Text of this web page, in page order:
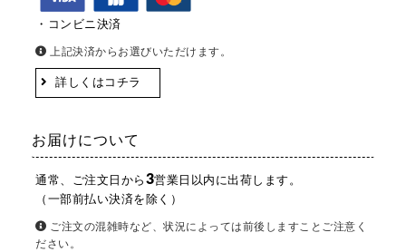
・コンビニ決済
上記決済からお選びいただけます。
詳しくはコチラ
お届けについて
通常、ご注文日から 3営業日以内に出荷します。
（一部前払い決済を除く）
ご注文の混雑時など、状況によっては前後しますことご注意く
ださい。